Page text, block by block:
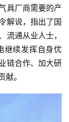
具厂商需要的产
解说，指出了国
流通从业人士，
继续发挥自身优
链合作、加大研
。